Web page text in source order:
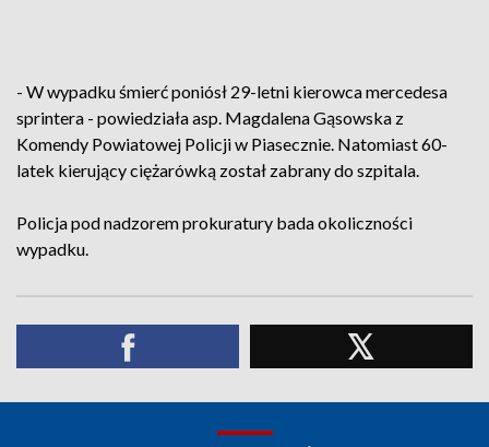
- W wypadku śmierć poniósł 29-letni kierowca mercedesa
sprintera - powiedziała asp. Magdalena Gąsowska z
Komendy Powiatowej Policji w Piasecznie. Natomiast 60-
latek kierujący ciężarówką został zabrany do szpitala.
Policja pod nadzorem prokuratury bada okoliczności
wypadku.